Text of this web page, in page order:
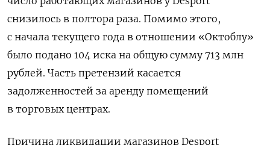
снизилось в полтора раза. Помимо этого,
с начала текущего года в отношении «Октоблу»
было подано 104 иска на общую сумму 713 млн
рублей. Часть претензий касается
задолженностей за аренду помещений
в торговых центрах.
Причина ликвидации магазинов Desport